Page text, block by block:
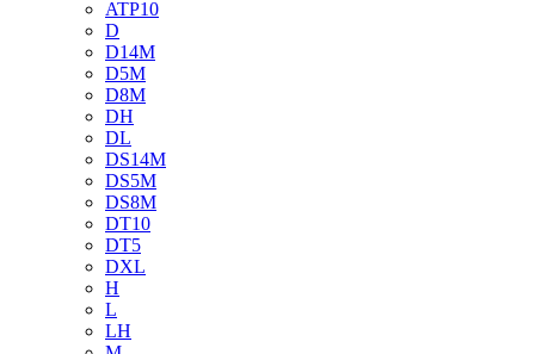
ATP10
D
D14M
D5M
D8M
DH
DL
DS14M
DS5M
DS8M
DT10
DT5
DXL
H
L
LH